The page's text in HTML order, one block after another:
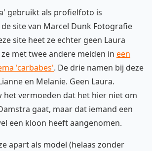
gebruikt als profielfoto is
site van Marcel Dunk Fotografie
site heet ze echter geen Laura
met twee andere meiden in een
'carbabes'. De drie namen bij deze
en Melanie. Geen Laura.
het vermoeden dat het hier niet om
gaat, maar dat iemand een
een kloon heeft aangenomen.
apart als model (helaas zonder